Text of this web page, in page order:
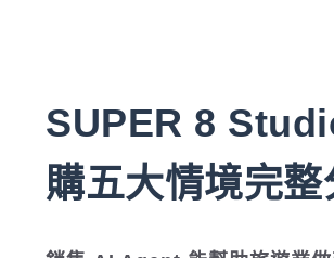
SUPER 8
購五大情境完整